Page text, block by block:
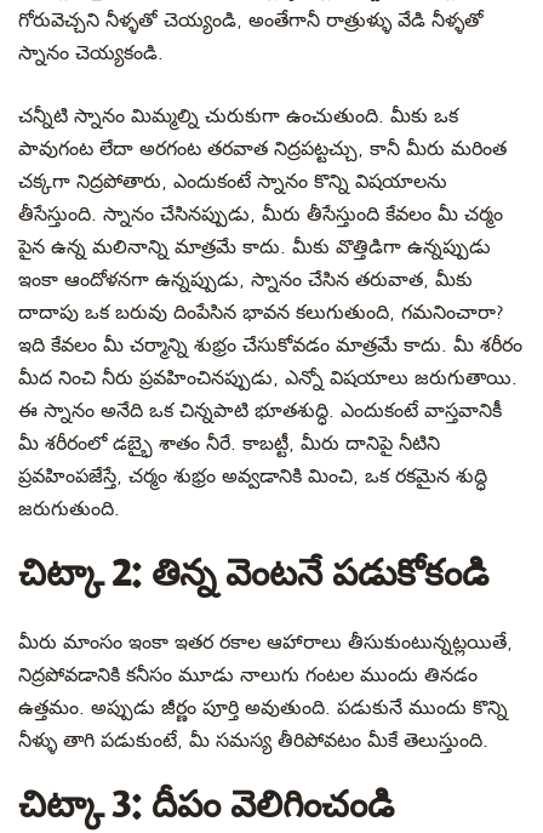
గోరువెచ్చని నీళ్ళతో చెయ్యండి, అంతేగానీ రాత్రుళ్ళు వేడి నీళ్ళతో
స్నానం చెయ్యకండి.
చన్నీటి స్నానం మిమ్మల్ని చురుకుగా ఉంచుతుంది. మీకు ఒక
పావుగంట లేదా అరగంట తరవాత నిద్రపట్టచ్చు, కానీ మీరు మరింత
చక్కగా నిద్రపోతారు, ఎందుకంటే స్నానం కొన్ని విషయాలను
తీసేస్తుంది. స్నానం చేసినప్పుడు, మీరు తీసేస్తుంది కేవలం మీ చర్మం
పైన ఉన్న మలినాన్ని మాత్రమే కాదు. మీకు వొత్తిడిగా ఉన్నప్పుడు
ఇంకా ఆందోళనగా ఉన్నప్పుడు, స్నానం చేసిన తరువాత, మీకు
దాదాపు ఒక బరువు దింపేసిన భావన కలుగుతుంది, గమనించారా?
ఇది కేవలం మీ చర్మాన్ని శుభ్రం చేసుకోవడం మాత్రమే కాదు. మీ శరీరం
మీద నించి నీరు ప్రవహించినప్పుడు, ఎన్నో విషయాలు జరుగుతాయి.
ఈ స్నానం అనేది ఒక చిన్నపాటి భూతశుద్ధి. ఎందుకంటే వాస్తవానికీ
మీ శరీరంలో డబ్భై శాతం నీరే. కాబట్టీ, మీరు దానిపై నీటిని
ప్రవహింపజేస్తే, చర్మం శుభ్రం అవ్వడానికి మించి, ఒక రకమైన శుద్ధి
జరుగుతుంది.
చిట్కా 2: తిన్న వెంటనే పడుకోకండి
మీరు మాంసం ఇంకా ఇతర రకాల ఆహారాలు తీసుకుంటున్నట్లయితే,
నిద్రపోవడానికి కనీసం మూడు నాలుగు గంటల ముందు తినడం
ఉత్తమం. అప్పుడు జీర్ణం పూర్తి అవుతుంది. పడుకునే ముందు కొన్ని
నీళ్ళు తాగి పడుకుంటే, మీ సమస్య తీరిపోవటం మీకే తెలుస్తుంది.
చిట్కా 3: దీపం వెలిగించండి